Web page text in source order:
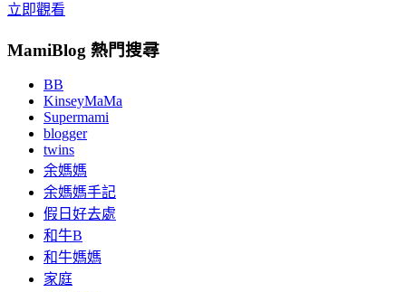
立即觀看
MamiBlog 熱門搜尋
BB
KinseyMaMa
Supermami
blogger
twins
余媽媽
余媽媽手記
假日好去處
和牛B
和牛媽媽
家庭